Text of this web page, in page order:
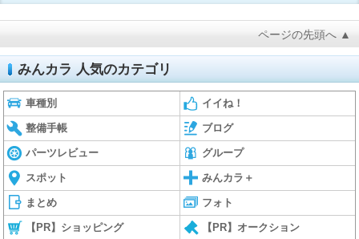
ページの先頭へ ▲
みんカラ 人気のカテゴリ
車種別 イイね！
整備手帳 ブログ
パーツレビュー グループ
スポット みんカラ＋
まとめ フォト
【PR】ショッピング 【PR】オークション